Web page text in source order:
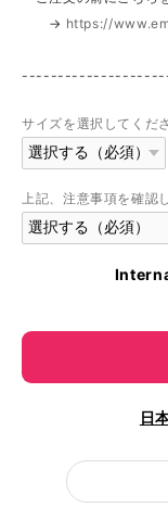
→ https://
サイズを選択してくだ
上記、注意事項を確認
日